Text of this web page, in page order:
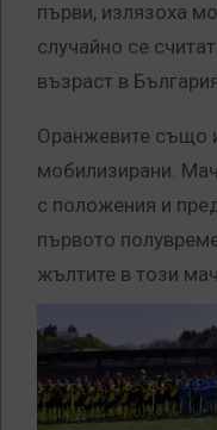
първи, излязоха
случайно се
възраст в
Оранжевите също
мобилизирани.
с положения и
първото
жълтите в този мач